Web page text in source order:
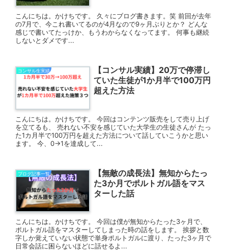
こんにちは。かけちです。 久々にブログ書きます。笑 前回が去年
の7月で、今これ書いてるのが4月なので9ヶ月ぶりとか？ どんな
感じで書いてたっけか、もうわからなくなってます。 何事も継続
しないとダメです...
コンサル生実績
【コンサル実績】20万で停滞し
ていた生徒が1か月半で100万円
超えた方法
こんにちは。かけちです。 今回はコンテンツ販売をして売り上げ
を立てるも、 売れない不安を感じていた大学生の生徒さんが たっ
た1カ月半で100万円を超えた方法について話していこうかと思い
ます。 今、0→1を達成して...
ブログ記事一覧
【無敵の成長法】無知からたっ
た3か月でポルトガル語をマス
ターした話
こんにちは。かけちです。 今回は僕が無知からたった3ヶ月で、
ポルトガル語をマスターしてしまった時の話をします。 挨拶と数
字しか覚えていない状態で単身ポルトガルに渡り、たった3ヶ月で
日常会話に困らないほどに話せるよ...